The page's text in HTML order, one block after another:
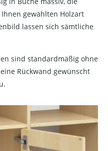
gewählten Holzart
lassen sich sämtliche
sind standardmäßig ohne
Rückwand gewünscht